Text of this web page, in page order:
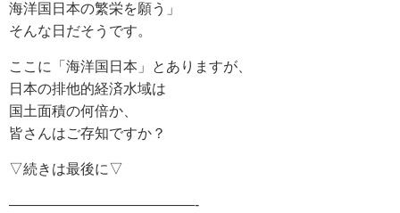
海洋国日本の繁栄を願う」
そんな日だそうです。
ここに「海洋国日本」とありますが、
日本の排他的経済水域は
国土面積の何倍か、
皆さんはご存知ですか？
▽続きは最後に▽
—————————————-